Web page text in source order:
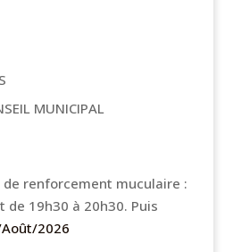
MUNICIPAL
de renforcement muculaire :
de 19h30 à 20h30. Puis
2026